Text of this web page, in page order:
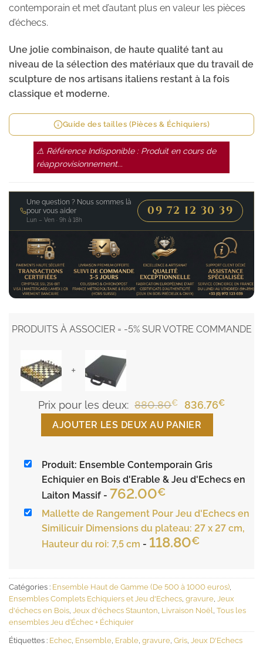
contemporain et met d’autant plus en valeur les pièces
d’échecs.
Une jolie combinaison, de haute qualité tant au
niveau de la sélection des matériaux que du travail de
sculpture de nos artisans italiens restant à la fois
classique et moderne.
Guide des tailles (Pièces & Échiquiers)
⚠ Référence Indisponible : Produit en cours de
réapprovisionnement...
Une question ? Nous sommes là
pour vous aider
Lun – Ven · 9h à 18h
09 72 12 30 39
PRODUITS À ASSOCIER = -5% SUR VOTRE COMMANDE
+
Prix pour les deux: 880.80€
Le
prix
initial
880.80€.
836.76€Le
AJOUTER LES DEUX AU PANIER
Produit: Ensemble Contemporain Gris
Echiquier en Bois d'Erable & Jeu d'Echecs en
Laiton Massif - 762.00€
Mallette de Rangement Pour Jeu d'Echecs en
Similicuir Dimensions du plateau: 27 x 27 cm,
Hauteur du roi: 7,5 cm - 118.80€
Catégories : Ensemble Haut de Gamme (De 500 à 1000 euros)
Ensembles Complets Echiquiers et Jeu d'Echecs gravure Jeux
d'échecs en Bois Jeux d'échecs Staunton Livraison Noël
Tous les
ensembles Jeu d’Échec + Échiquier
Étiquettes : Echec Ensemble Erable gravure Gris Jeux D'Echecs